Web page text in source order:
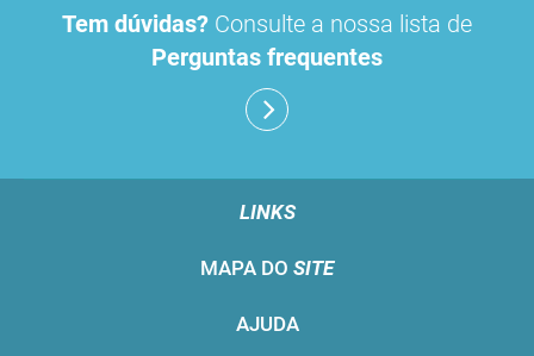
Tem dúvidas? Consulte a nossa lista de
Perguntas frequentes
LINKS
MAPA DO SITE
AJUDA